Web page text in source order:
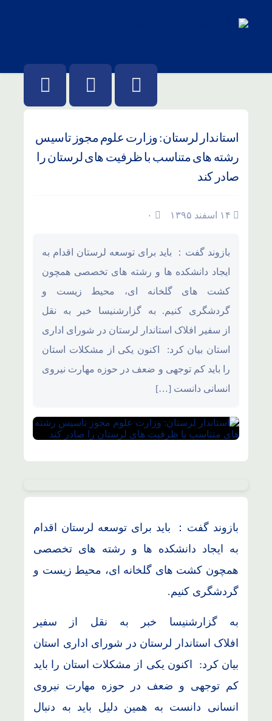
استاندار لرستان: وزارت علوم مجوز تاسیس
رشته های متناسب با ظرفیت های لرستان را
صادر کند
۰
بازوند گفت： باید برای توسعه لرستان اقدام به
ایجاد دانشکده ها و رشته های تخصصی همچون
کشت های گلخانه ای، محیط زیست و
گردشگری کنیم. به گزارشنیسا خبر به نقل
از سفیر افلاک استاندار لرستان در شورای اداری
استان بیان کرد: اکنون یکی از مشکلات استان
را باید کم توجهی و ضعف در حوزه مهارت نیروی
انسانی دانست […]
بازوند گفت： باید برای توسعه لرستان اقدام
به ایجاد دانشکده ها و رشته های تخصصی
همچون کشت های گلخانه ای، محیط زیست و
گردشگری کنیم.
به گزارشنیسا خبر به نقل از سفیر
افلاک استاندار لرستان در شورای اداری استان
بیان کرد: اکنون یکی از مشکلات استان را باید
کم توجهی و ضعف در حوزه مهارت نیروی
انسانی دانست به همین دلیل باید به دنبال